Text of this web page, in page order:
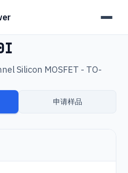
Silicon MOSFET - TO-
申请样品